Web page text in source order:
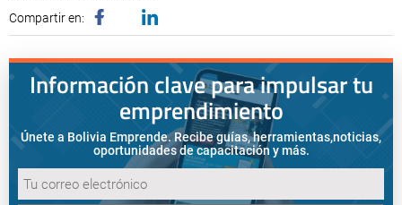
Compartir en:
Información clave para impulsar tu
emprendimiento
Únete a Bolivia Emprende. Recibe guías, herramientas,noticias,
oportunidades de capacitación y más.